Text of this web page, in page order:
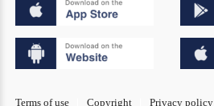
Terms of use Copyright Privacy policy